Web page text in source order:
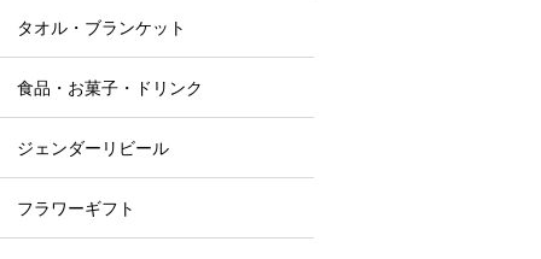
タオル・ブランケット
食品・お菓子・ドリンク
ジェンダーリビール
フラワーギフト